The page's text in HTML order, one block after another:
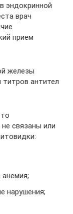
эндокринной
врач
прием
железы
антител
связаны или
анемия;
нарушения;